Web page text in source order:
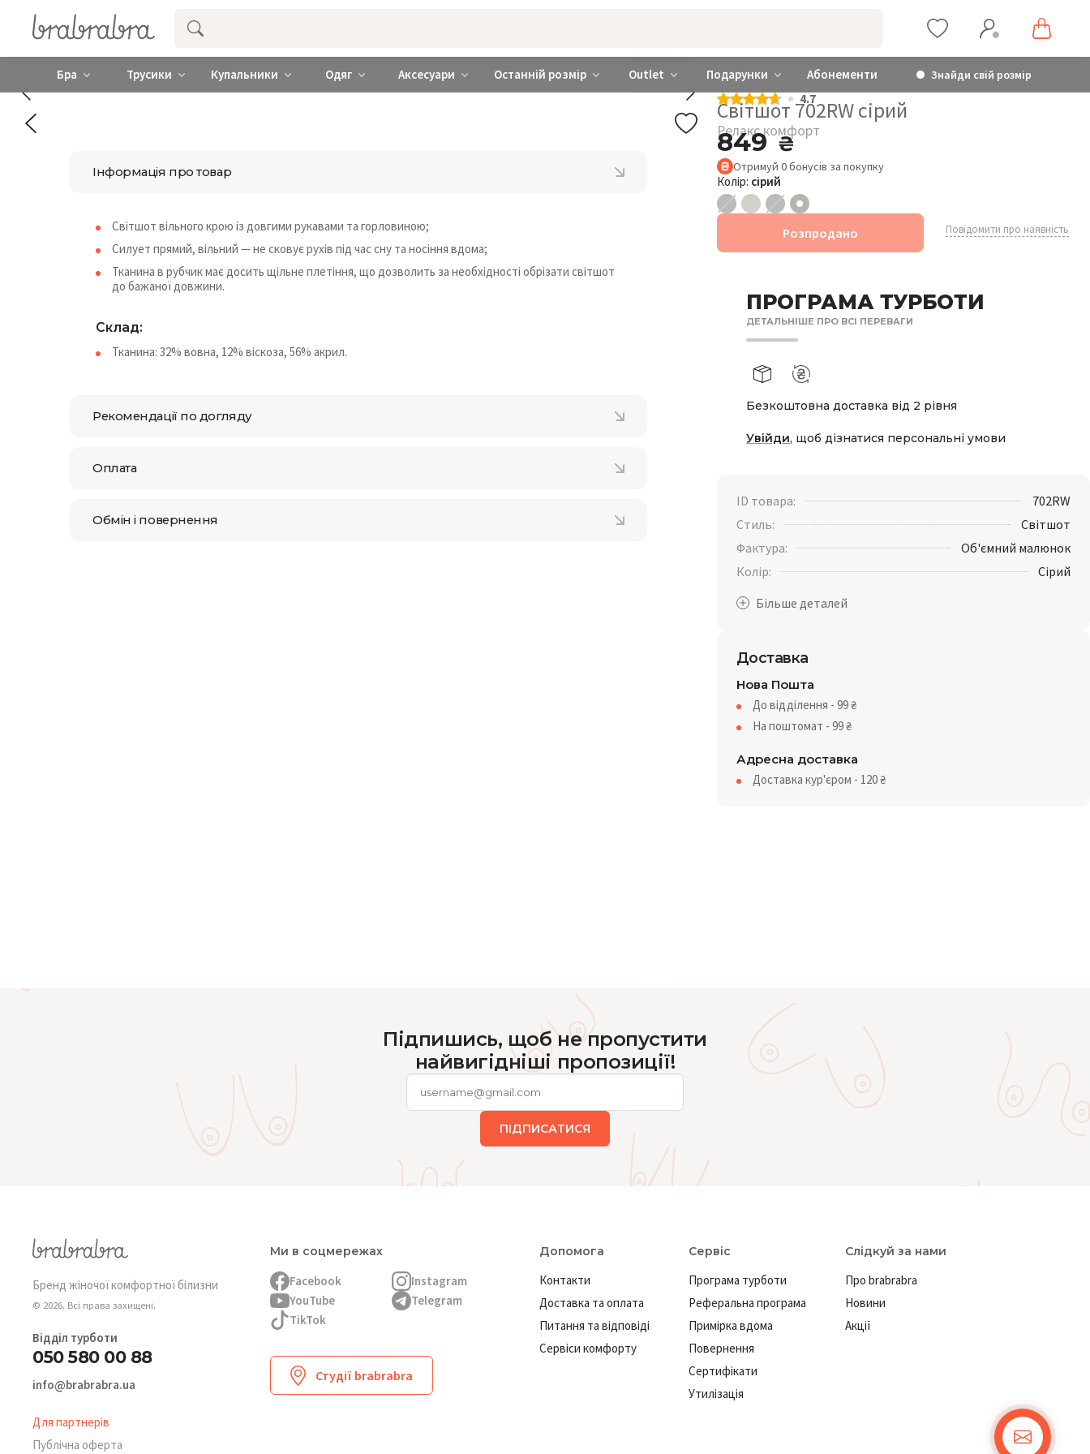
Купити нижню жіночу білизну ❤️ brabrabra ❤️ Київ та Україна
Бра Трусики Купальники Одяг Аксесуари Останній розмір Outlet Подарунки Абонементи Знайди свій розмір
КОМПЛЕКТИ
4.7
Світшот 702RW сірий
Релакс комфорт
849₴
Отримуй 0бонусів за покупку
Колір: сірий
Розпродано Повідомити про наявність
ПРОГРАМА ТУРБОТИ
ДЕТАЛЬНІШЕ ПРО ВСІ ПЕРЕВАГИ
Безкоштовна доставка від 2 рівня
Увійди, щоб дізнатися персональні умови
ID товара:
702RW
Стиль:
Світшот
Фактура:
Об'ємний малюнок
Колір:
Сірий
Доставка
Нова Пошта
До відділення - 99₴
На поштомат - 99₴
Адресна доставка
Доставка кур'єром - 120₴
Інформація про товар
Світшот вільного крою із довгими рукавами та горловиною;
Силует прямий, вільний — не сковує рухів під час сну та носіння вдома;
Тканина в рубчик має досить щільне плетіння, що дозволить за необхідності обрізати світшот
до бажаної довжини.
Склад:
Тканина: 32% вовна, 12% віскоза, 56% акрил.
Рекомендації по догляду
Оплата
Обмін і повернення
Підпишись, щоб не пропустити
найвигідніші пропозиції!
ПІДПИСАТИСЯ
Бренд жіночої комфортної білизни
© 2026. Всі права захищені.
Відділ турботи
050 580 00 88
info@brabrabra.ua
Для партнерів
Публічна оферта
Ми в соцмережах
Facebook
Instagram
YouTube
Telegram
TikTok
Студії brabrabra
Допомога
Контакти
Доставка та оплата
Питання та відповіді
Сервіси комфорту
Сервіс
Програма турботи
Реферальна програма
Примірка вдома
Повернення
Сертифікати
Утилізація
Слідкуй за нами
Про brabrabra
Новини
Акції